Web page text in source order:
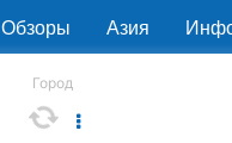
Обзоры Азия
Город